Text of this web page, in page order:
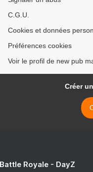
C.G.U.
Cookies et données
Préférences cookies
Voir le profil de new pub
Créer
Royale - DayZ